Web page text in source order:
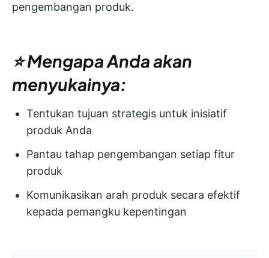
pengembangan produk.
⭐ Mengapa Anda akan
menyukainya:
Tentukan tujuan strategis untuk inisiatif
produk Anda
Pantau tahap pengembangan setiap fitur
produk
Komunikasikan arah produk secara efektif
kepada pemangku kepentingan